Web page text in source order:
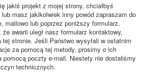
jakiś projekt z mojej strony, chciałbyś
lub masz jakikolwiek inny powód zapraszam do
mailowo lub poprzez poniższy formularz.
awarii uległ nasz formularz kontaktowy,
tej stronie. Jeśli Państwo wysyłali w ostatnim
za pomocą tej metody, prosimy o ich
pomocą poczty e-mail. Niestety nie dostaliśmy
technicznych.